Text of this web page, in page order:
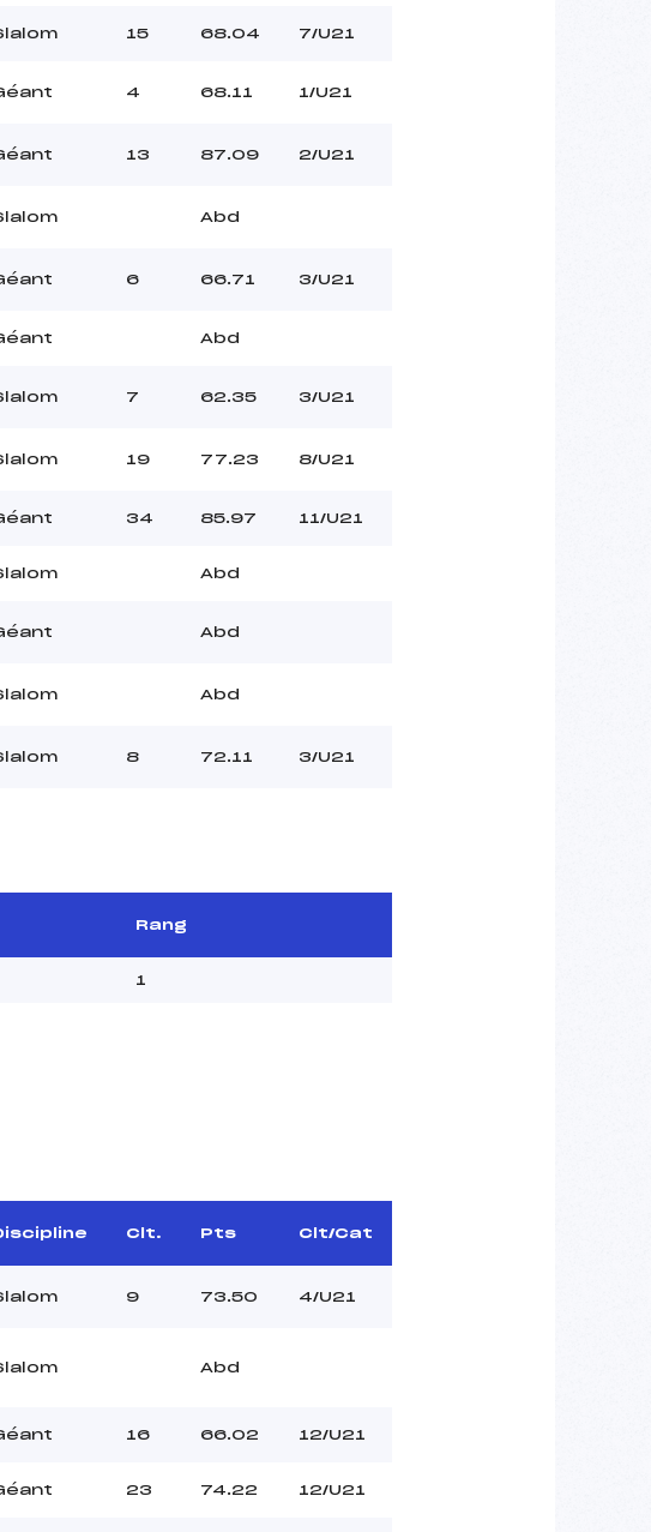
15 68.04 7/U21
4 68.11 1/U21
13 87.09 2/U21
Abd
6 66.71 3/U21
Abd
7 62.35 3/U21
19 77.23 8/U21
34 85.97 11/U21
Abd
Abd
Abd
8 72.11 3/U21
Rang
1
Clt. Pts Clt/Cat
9 73.50 4/U21
Abd
16 66.02 12/U21
23 74.22 12/U21